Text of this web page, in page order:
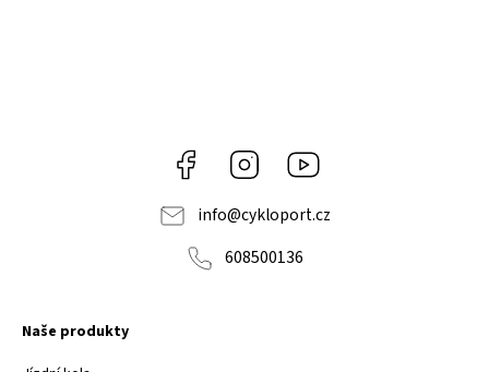
Facebook Instagram
info@cykloport.cz
608500136
Naše produkty